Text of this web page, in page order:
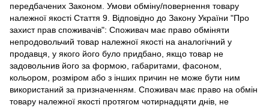
передбачених Законом. Умови обміну/повернення товару
належної якості Стаття 9. Відповідно до Закону України "Про
захист прав споживачів": Споживач має право обміняти
непродовольчий товар належної якості на аналогічний у
продавця, у якого його було придбано, якщо товар не
задовольнив його за формою, габаритами, фасоном,
кольором, розміром або з інших причин не може бути ним
використаний за призначенням. Споживач має право на обмін
товару належної якості протягом чотирнадцяти днів, не